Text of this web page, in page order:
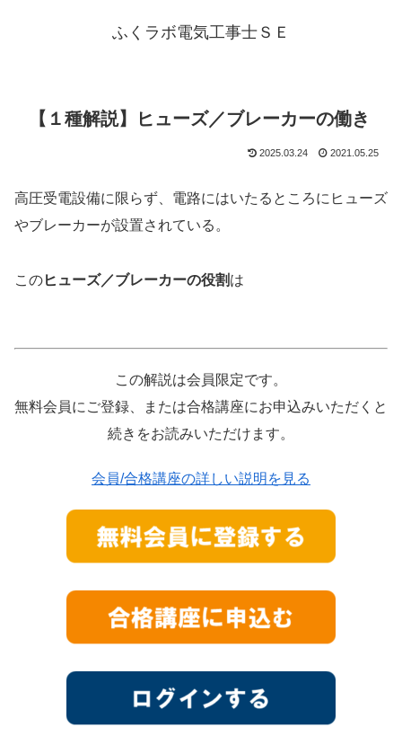
ふくラボ電気工事士ＳＥ
【１種解説】ヒューズ／ブレーカーの働き
2025.03.24 2021.05.25
高圧受電設備に限らず、電路にはいたるところにヒューズ
やブレーカーが設置されている。
このヒューズ／ブレーカーの役割は
この解説は会員限定です。
無料会員にご登録、または合格講座にお申込みいただくと
続きをお読みいただけます。
会員/合格講座の詳しい説明を見る